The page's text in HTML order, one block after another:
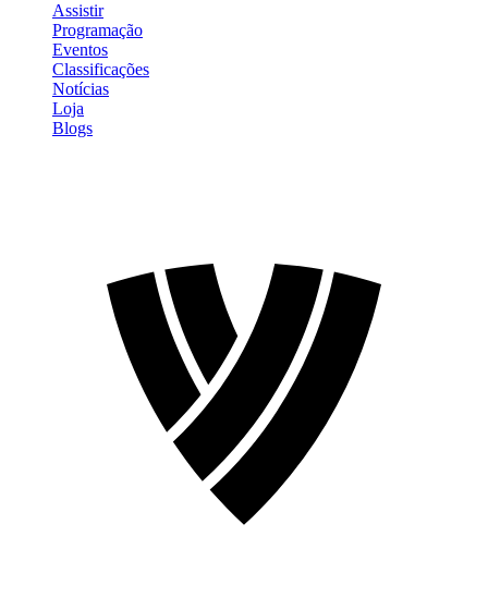
Assistir
Programação
Eventos
Classificações
Notícias
Loja
Blogs